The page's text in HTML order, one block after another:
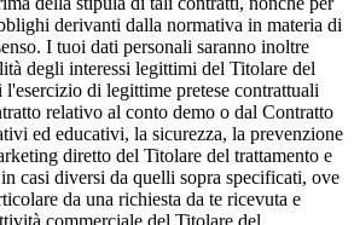
derivanti dalla normativa in materia di
I tuoi dati personali saranno inoltre
degli interessi legittimi del Titolare del
l'esercizio di legittime pretese contrattuali
relativo al conto demo o dal Contratto
ed educativi, la sicurezza, la prevenzione
diretto del Titolare del trattamento e
casi diversi da quelli sopra specificati, ove
da una richiesta da te ricevuta e
commerciale del Titolare del